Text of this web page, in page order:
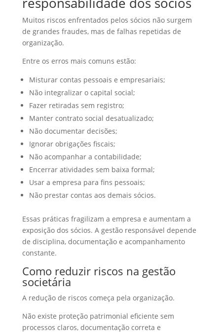
Muitos riscos enfrentados pelos sócios não surgem
de grandes fraudes, mas de falhas repetidas de
organização.
Entre os erros mais comuns estão:
Misturar contas pessoais e empresariais;
Não integralizar o capital social;
Fazer retiradas sem registro;
Manter contrato social desatualizado;
Não documentar decisões;
Ignorar obrigações fiscais;
Não acompanhar a contabilidade;
Encerrar atividades sem baixa formal;
Usar a empresa para fins pessoais;
Não prestar contas aos demais sócios.
Essas práticas fragilizam a empresa e aumentam a
exposição dos sócios. A gestão responsável depende
de disciplina, documentação e acompanhamento
constante.
Como reduzir riscos na gestão
societária
A redução de riscos começa pela organização.
Não existe proteção patrimonial eficiente sem
processos claros, documentação correta e